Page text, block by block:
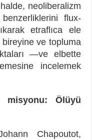
neoliberalizm
flux-
etraflıca ele
ve topluma
—ve elbette
incelemek
misyonu: Ölüyü
Chapoutot,